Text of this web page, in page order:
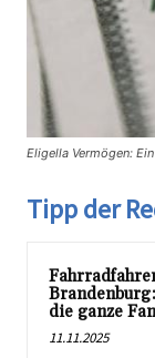
Eligella Vermögen:
Tipp der
die ganze
11.11.2025